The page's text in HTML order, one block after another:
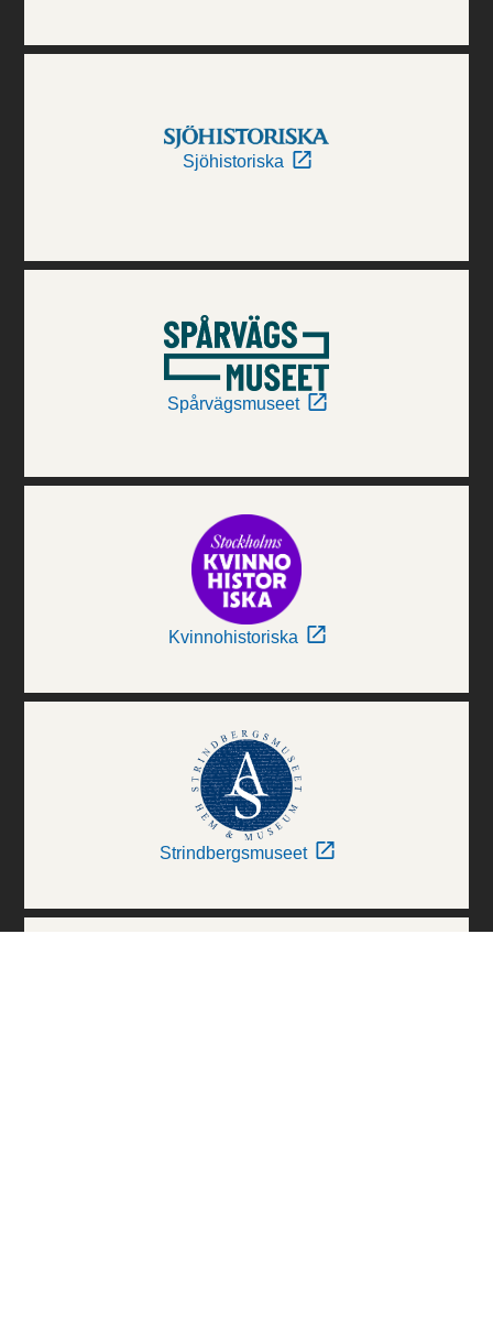
Sjöhistoriska
Spårvägsmuseet
Kvinnohistoriska
Strindbergsmuseet